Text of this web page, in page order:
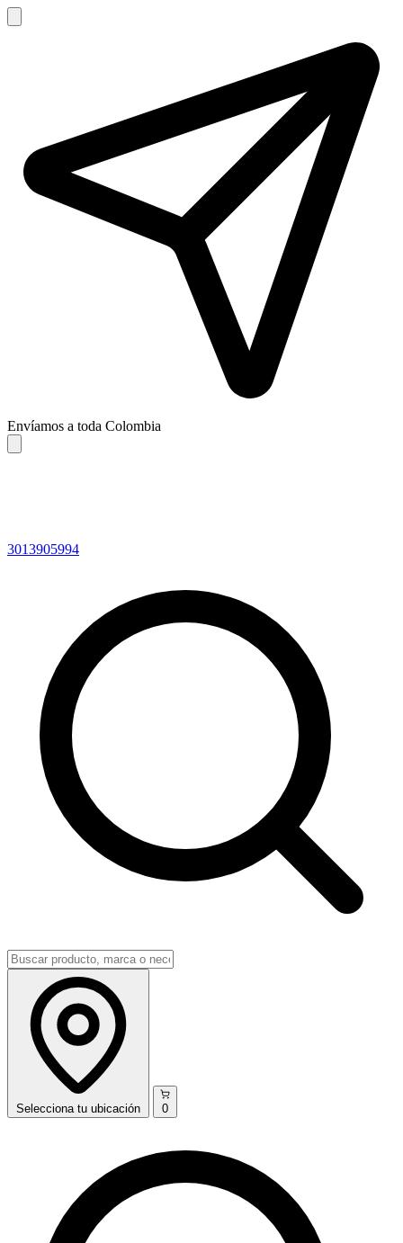
Envíamos a toda Colombia
3013905994
Selecciona tu ubicación 0